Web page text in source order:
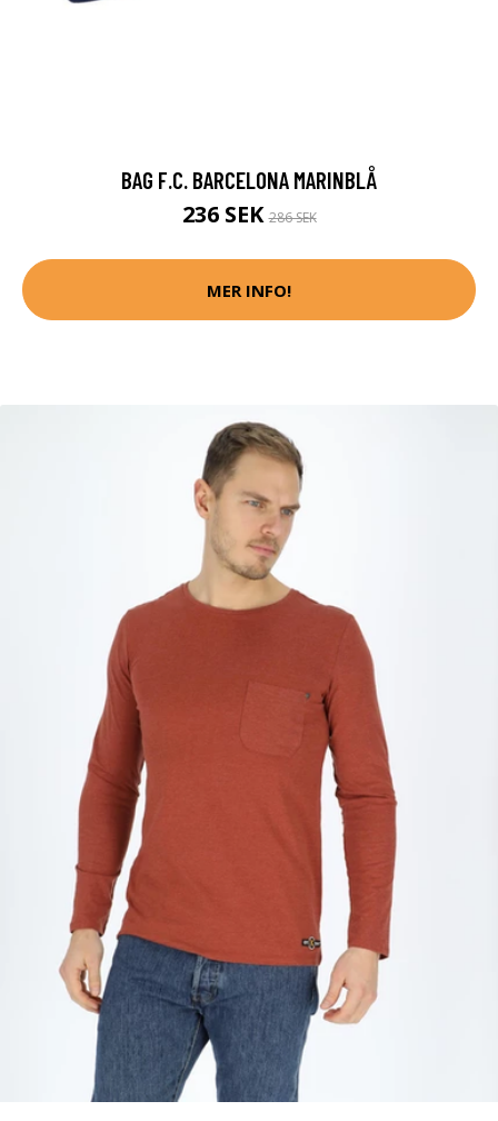
BAG F.C. BARCELONA MARINBLÅ
236 SEK286 SEK
MER INFO!